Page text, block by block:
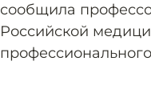
сообщила
Российской